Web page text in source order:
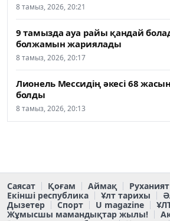
8 тамыз, 2026, 20:21
9 тамызда ауа райы қандай
болжамын жариялады
8 тамыз, 2026, 20:17
Лионель Мессидің әкесі 68
болды
8 тамыз, 2026, 20:13
Саясат Қоғам Аймақ Руханият
Екінші республика
Ұлт тарихы
Дызетер
Спорт U magazine
Жұмысшы мамандықтар жылы!